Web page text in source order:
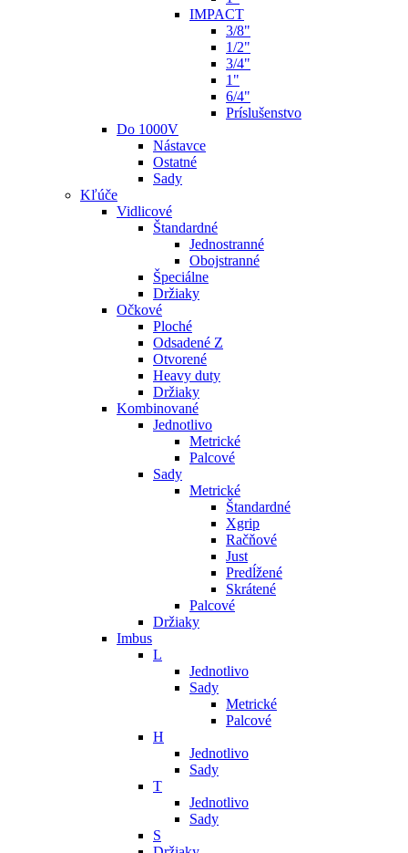
IMPACT
3/8"
1/2"
3/4"
1"
6/4"
Príslušenstvo
Do 1000V
Nástavce
Ostatné
Sady
Kľúče
Vidlicové
Štandardné
Jednostranné
Obojstranné
Špeciálne
Držiaky
Očkové
Ploché
Odsadené Z
Otvorené
Heavy duty
Držiaky
Kombinované
Jednotlivo
Metrické
Palcové
Sady
Metrické
Štandardné
Xgrip
Račňové
Just
Predĺžené
Skrátené
Palcové
Držiaky
Imbus
L
Jednotlivo
Sady
Metrické
Palcové
H
Jednotlivo
Sady
T
Jednotlivo
Sady
S